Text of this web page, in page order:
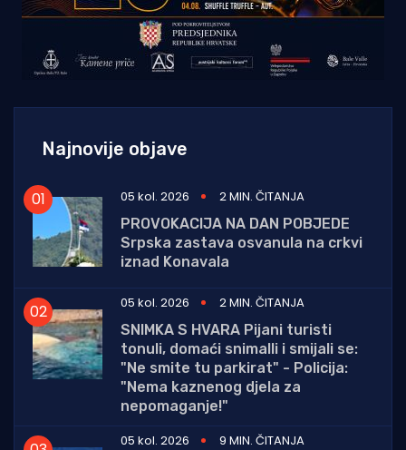
Najnovije objave
05 kol. 2026
2 MIN. ČITANJA
PROVOKACIJA NA DAN POBJEDE
Srpska zastava osvanula na crkvi
iznad Konavala
05 kol. 2026
2 MIN. ČITANJA
SNIMKA S HVARA Pijani turisti
tonuli, domaći snimalli i smijali se:
"Ne smite tu parkirat" - Policija:
"Nema kaznenog djela za
nepomaganje!"
05 kol. 2026
9 MIN. ČITANJA